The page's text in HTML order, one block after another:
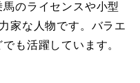
のライセンスや小型
家な人物です。バラエ
も活躍しています。